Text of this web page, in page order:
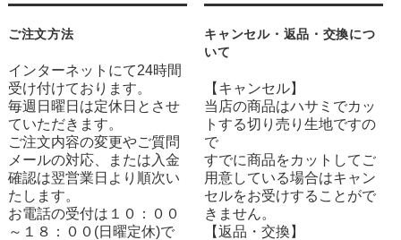
ご注文方法
インターネットにて24時間
受け付けております。
毎週日曜日は定休日とさせ
ていただきます。
ご注文内容の変更やご質問
メールの対応、または入金
確認は翌営業日より順次い
たします。
お電話の受付は１０：００
～１８：００(日曜定休)で
キャンセル・返品・交換につ
いて
【キャンセル】
当店の商品はハサミでカッ
トする切り売り生地ですの
で
すでに商品をカットしてご
用意している場合はキャン
セルをお受けすることがで
きません。
【返品・交換】